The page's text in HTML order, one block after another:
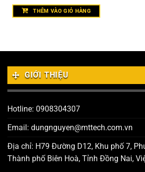
THÊM VÀO GIỎ HÀNG
GIỚI THIỆU
Hotline: 0908304307
Email: dungnguyen@mttech.com.vn
Địa chỉ: H79 Đường D12, Khu phố 7,
Thành phố Biên Hoà, Tỉnh Đồng Nai,